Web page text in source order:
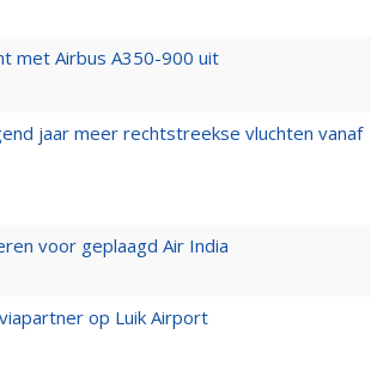
met Airbus A350-900 uit
jaar meer rechtstreekse vluchten vanaf
voor geplaagd Air India
op Luik Airport